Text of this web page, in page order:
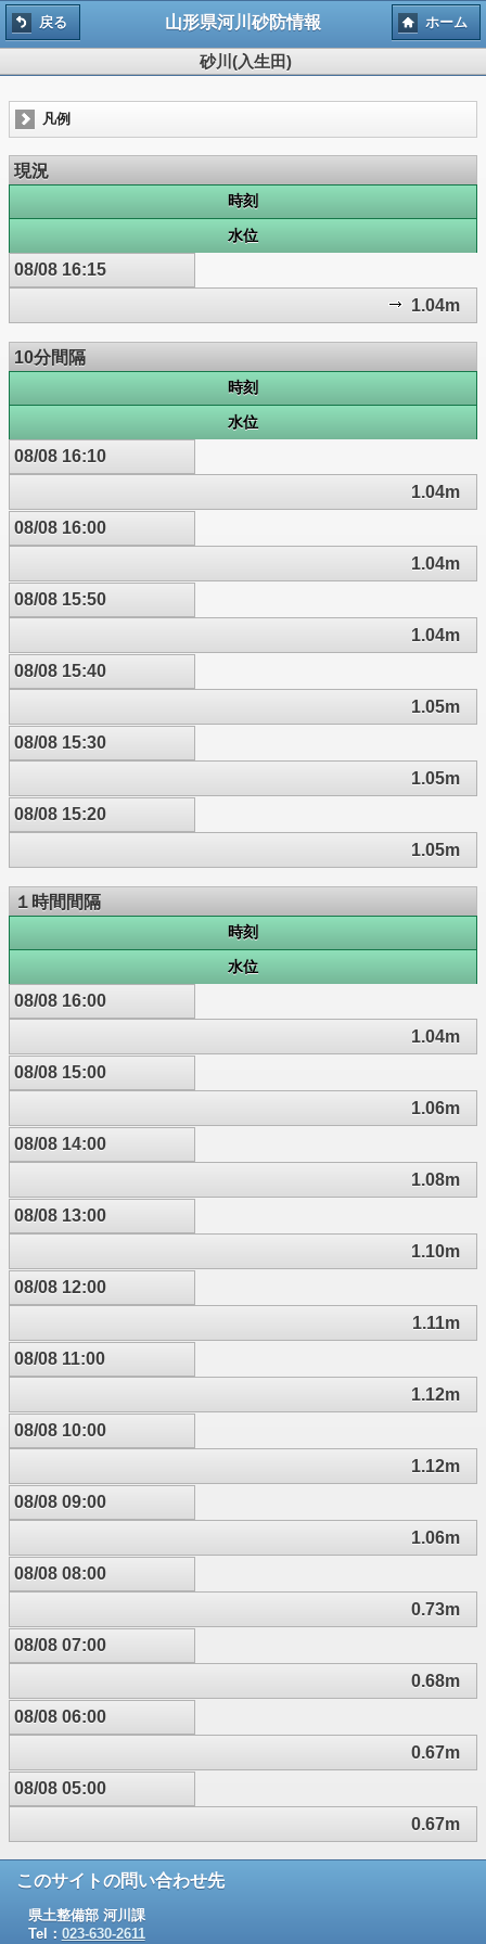
戻る 山形県河川砂防情報 ホーム
砂川(入生田)
凡例
現況
時刻
水位
08/08 16:15
1.04m
10分間隔
時刻
水位
08/08 16:10
1.04m
08/08 16:00
1.04m
08/08 15:50
1.04m
08/08 15:40
1.05m
08/08 15:30
1.05m
08/08 15:20
1.05m
１時間間隔
時刻
水位
08/08 16:00
1.04m
08/08 15:00
1.06m
08/08 14:00
1.08m
08/08 13:00
1.10m
08/08 12:00
1.11m
08/08 11:00
1.12m
08/08 10:00
1.12m
08/08 09:00
1.06m
08/08 08:00
0.73m
08/08 07:00
0.68m
08/08 06:00
0.67m
08/08 05:00
0.67m
このサイトの問い合わせ先
県土整備部 河川課
Tel： 023-630-2611